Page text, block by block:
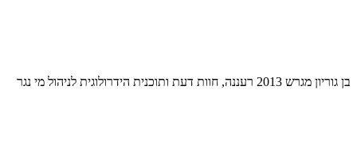
בן גוריון מגרש 2013 רעננה, חוות דעת ותוכנית הידרולוגית לניהול מי נגר